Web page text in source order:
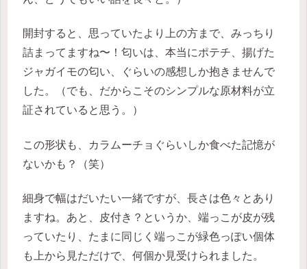
開封すると、思っていたより上の方まで、みっちり
詰まってますね〜！匂いは、本当にポテチ、揚げた
ジャガイモの匂い、ぐらいの感想しか抱きませんで
した。（でも、だからこそのシンプルな原材料が立
証されていると思う。）
この形状も、カラムーチョぐらいしか食べた記憶が
ないかも？（笑）
細身で幅はだいたい一緒ですが、長さは色々とあり
ますね。あと、皮付き？というか、端っこが皮が残
っていたり、たまに同じく端っこが緑色っぽい個体
も上から見ただけで、何個か見受けられました。